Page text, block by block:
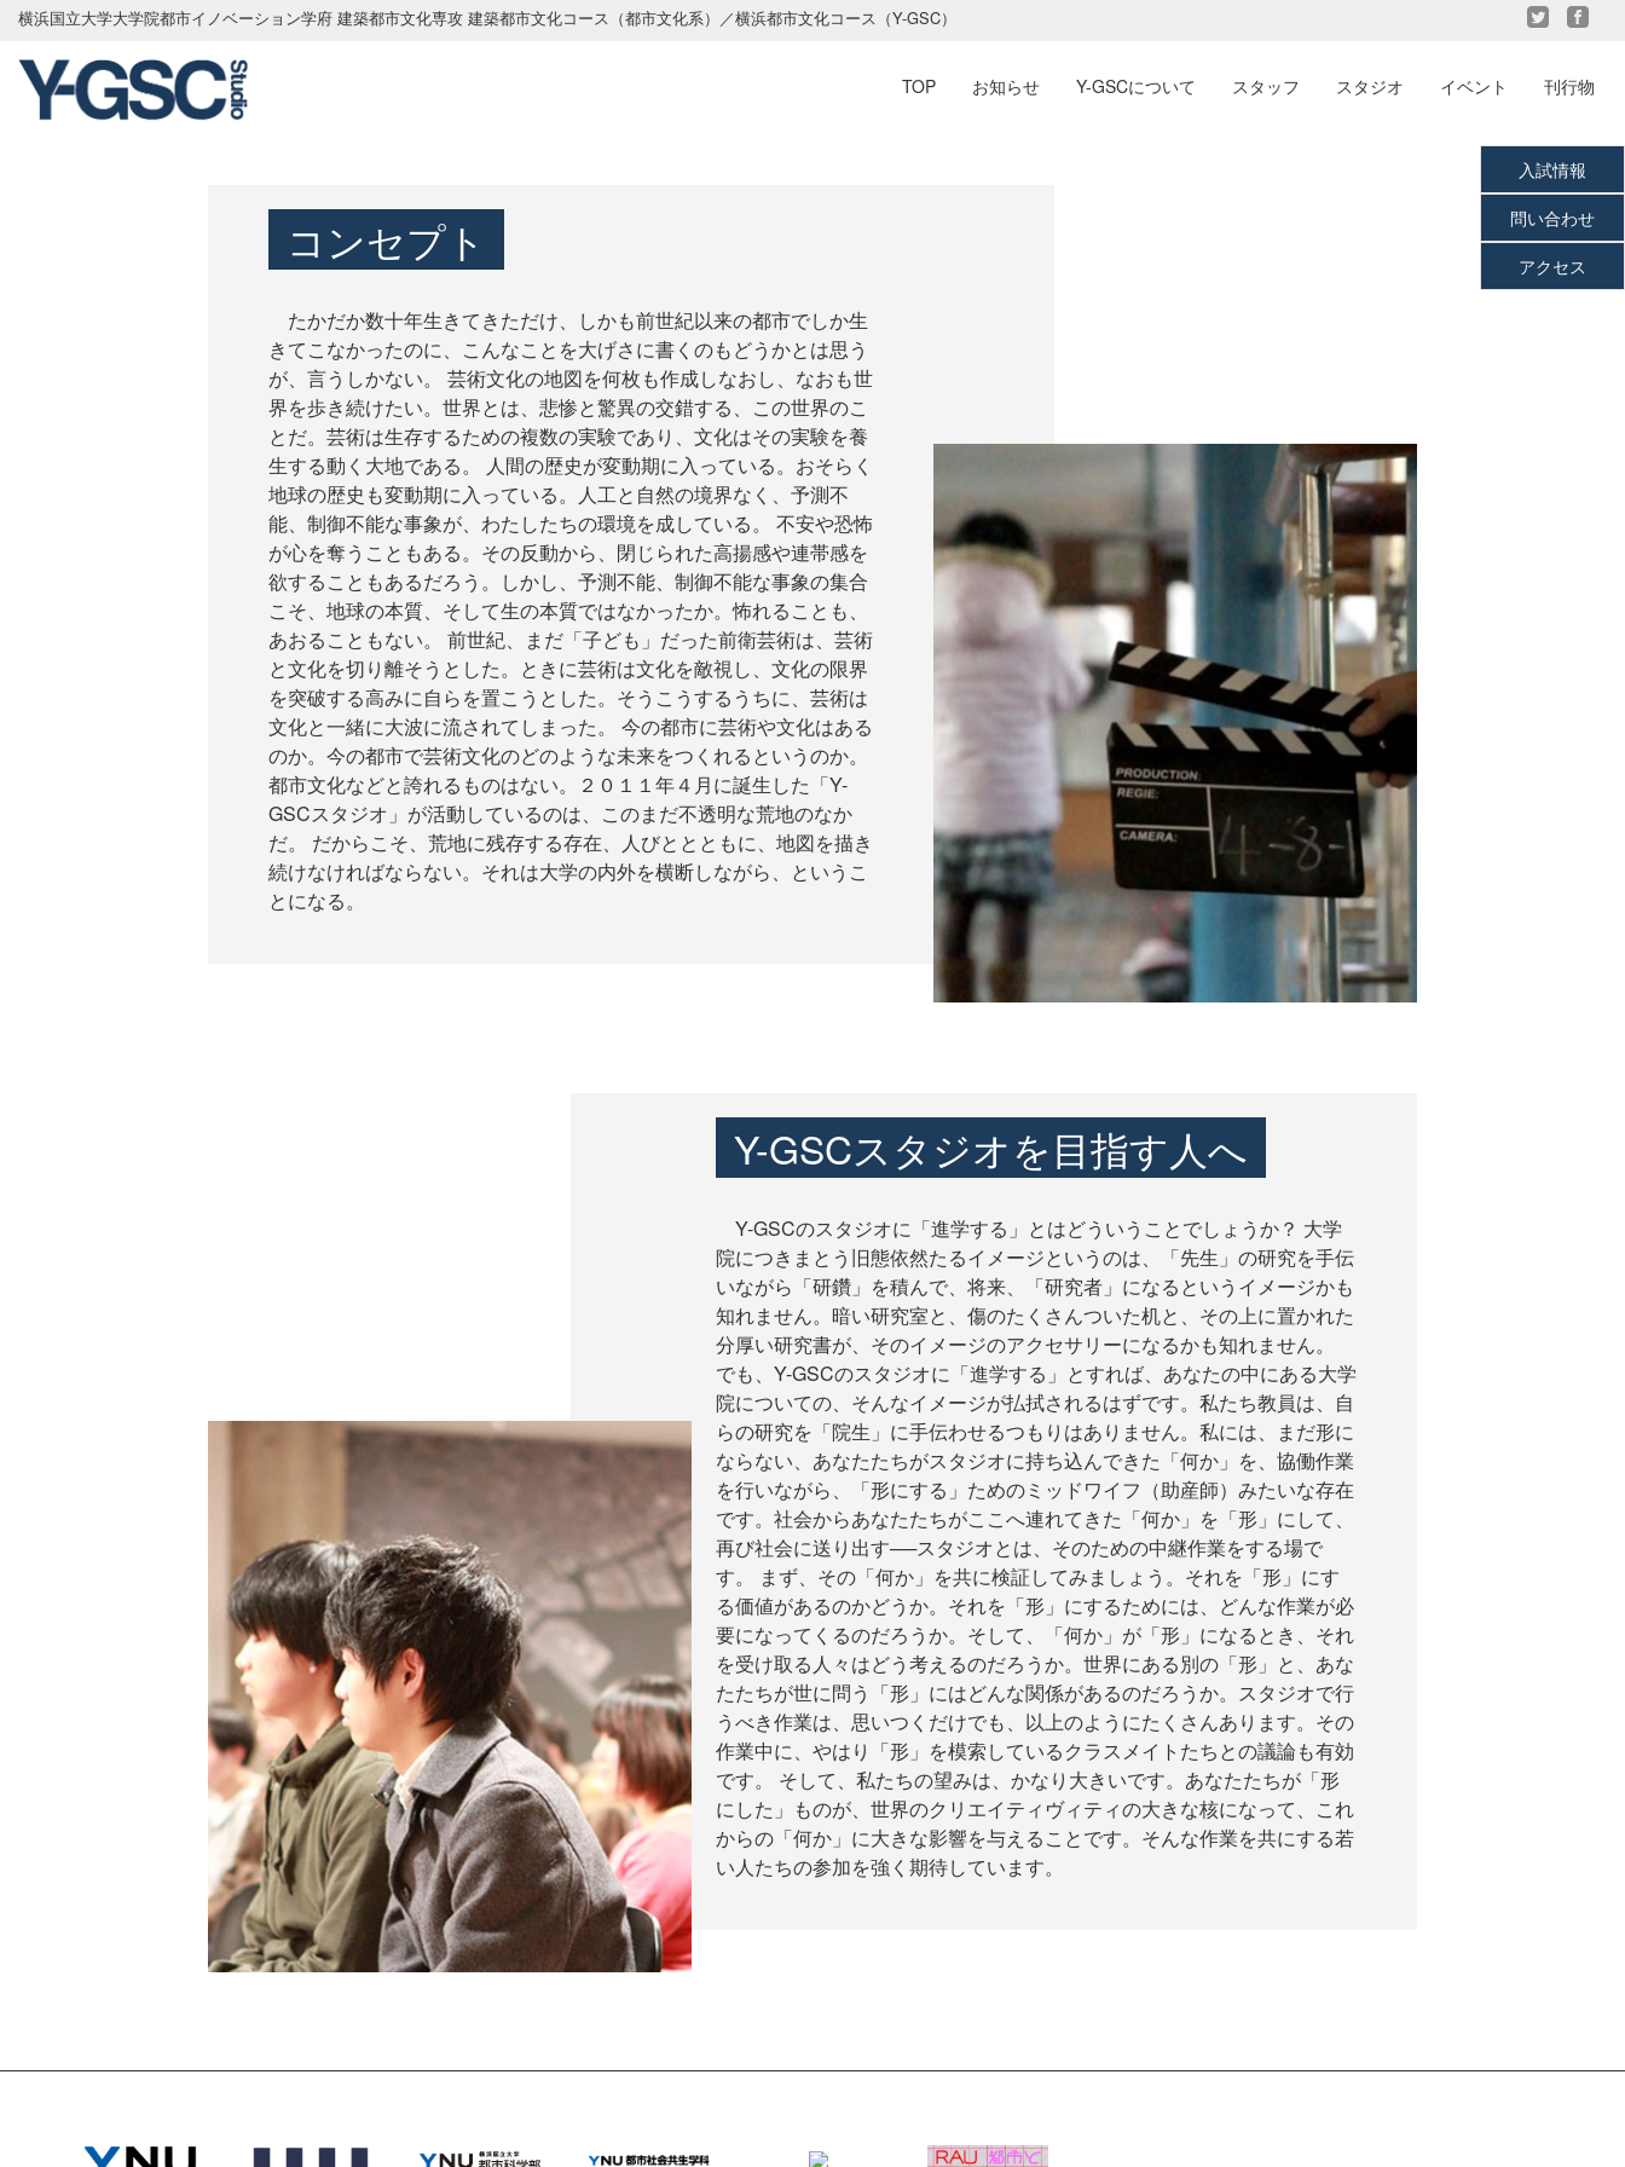
横浜国立大学大学院都市イノベーション学府 建築都市文化専攻 建築都市文化コース（都市文化系）／横浜都市文化コース（Y-GSC）
TOP お知らせ Y-GSCについて スタッフ スタジオ イベント 刊行物
入試情報
問い合わせ
アクセス
コンセプト
たかだか数十年生きてきただけ、しかも前世紀以来の都市でしか生
きてこなかったのに、こんなことを大げさに書くのもどうかとは思う
が、言うしかない。 芸術文化の地図を何枚も作成しなおし、なおも世
界を歩き続けたい。世界とは、悲惨と驚異の交錯する、この世界のこ
とだ。芸術は生存するための複数の実験であり、文化はその実験を養
生する動く大地である。 人間の歴史が変動期に入っている。おそらく
地球の歴史も変動期に入っている。人工と自然の境界なく、予測不
能、制御不能な事象が、わたしたちの環境を成している。 不安や恐怖
が心を奪うこともある。その反動から、閉じられた高揚感や連帯感を
欲することもあるだろう。しかし、予測不能、制御不能な事象の集合
こそ、地球の本質、そして生の本質ではなかったか。怖れることも、
あおることもない。 前世紀、まだ「子ども」だった前衛芸術は、芸術
と文化を切り離そうとした。ときに芸術は文化を敵視し、文化の限界
を突破する高みに自らを置こうとした。そうこうするうちに、芸術は
文化と一緒に大波に流されてしまった。 今の都市に芸術や文化はある
のか。今の都市で芸術文化のどのような未来をつくれるというのか。
都市文化などと誇れるものはない。２０１１年４月に誕生した「Y-
GSCスタジオ」が活動しているのは、このまだ不透明な荒地のなか
だ。 だからこそ、荒地に残存する存在、人びととともに、地図を描き
続けなければならない。それは大学の内外を横断しながら、というこ
とになる。
Y-GSCスタジオを目指す人へ
Y-GSCのスタジオに「進学する」とはどういうことでしょうか？ 大学
院につきまとう旧態依然たるイメージというのは、「先生」の研究を手伝
いながら「研鑽」を積んで、将来、「研究者」になるというイメージかも
知れません。暗い研究室と、傷のたくさんついた机と、その上に置かれた
分厚い研究書が、そのイメージのアクセサリーになるかも知れません。
でも、Y-GSCのスタジオに「進学する」とすれば、あなたの中にある大学
院についての、そんなイメージが払拭されるはずです。私たち教員は、自
らの研究を「院生」に手伝わせるつもりはありません。私には、まだ形に
ならない、あなたたちがスタジオに持ち込んできた「何か」を、協働作業
を行いながら、「形にする」ためのミッドワイフ（助産師）みたいな存在
です。社会からあなたたちがここへ連れてきた「何か」を「形」にして、
再び社会に送り出す──スタジオとは、そのための中継作業をする場で
す。 まず、その「何か」を共に検証してみましょう。それを「形」にす
る価値があるのかどうか。それを「形」にするためには、どんな作業が必
要になってくるのだろうか。そして、「何か」が「形」になるとき、それ
を受け取る人々はどう考えるのだろうか。世界にある別の「形」と、あな
たたちが世に問う「形」にはどんな関係があるのだろうか。スタジオで行
うべき作業は、思いつくだけでも、以上のようにたくさんあります。その
作業中に、やはり「形」を模索しているクラスメイトたちとの議論も有効
です。 そして、私たちの望みは、かなり大きいです。あなたたちが「形
にした」ものが、世界のクリエイティヴィティの大きな核になって、これ
からの「何か」に大きな影響を与えることです。そんな作業を共にする若
い人たちの参加を強く期待しています。